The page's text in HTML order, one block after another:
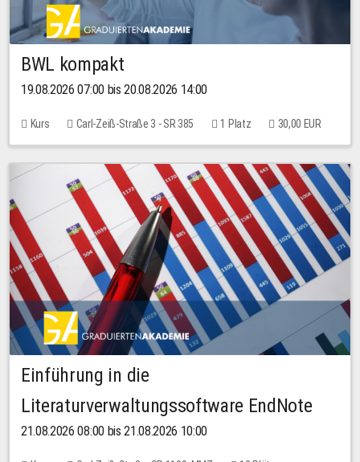
BWL kompakt
19.08.2026 07:00 bis 20.08.2026 14:00
Kurs Carl-Zeiß-Straße 3 - SR 385 1 Platz 30,00 EUR
Einführung in die
Literaturverwaltungssoftware EndNote
21.08.2026 08:00 bis 21.08.2026 10:00